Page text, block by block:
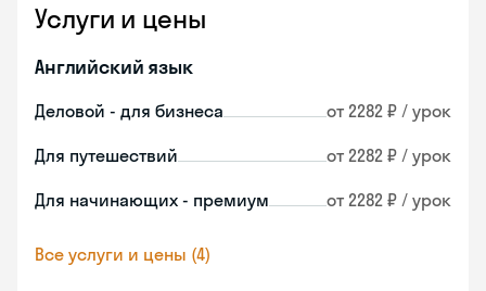
Услуги и цены
Английский язык
Деловой - для бизнеса от 2282 ₽ / урок
Для путешествий от 2282 ₽ / урок
Для начинающих - премиум от 2282 ₽ / урок
Все услуги и цены (4)